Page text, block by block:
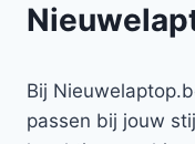
Bij
passen bij jouw